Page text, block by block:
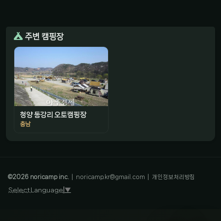
주변 캠핑장
청양 동강리 오토캠핑장
충남
©2026noricamp inc. noricamp.kr@gmail.com 개인정보처리방침
Select Language ▼